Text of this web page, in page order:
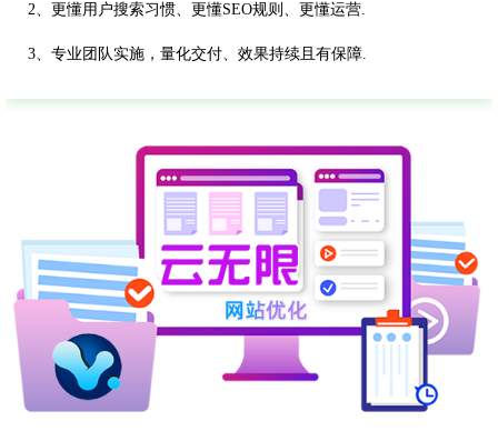
2、更懂用户搜索习惯、更懂SEO规则、更懂运营.
3、专业团队实施，量化交付、效果持续且有保障.